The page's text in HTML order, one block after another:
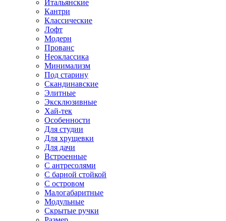
Итальянские
Кантри
Классические
Лофт
Модерн
Прованс
Неоклассика
Минимализм
Под старину
Скандинавские
Элитные
Эксклюзивные
Хай-тек
Особенности
Для студии
Для хрущевки
Для дачи
Встроенные
С антресолями
С барной стойкой
С островом
Малогабаритные
Модульные
Скрытые ручки